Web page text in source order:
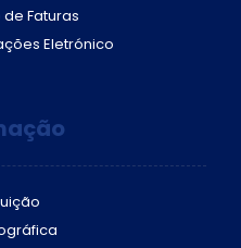
Faturas
Eletrónico